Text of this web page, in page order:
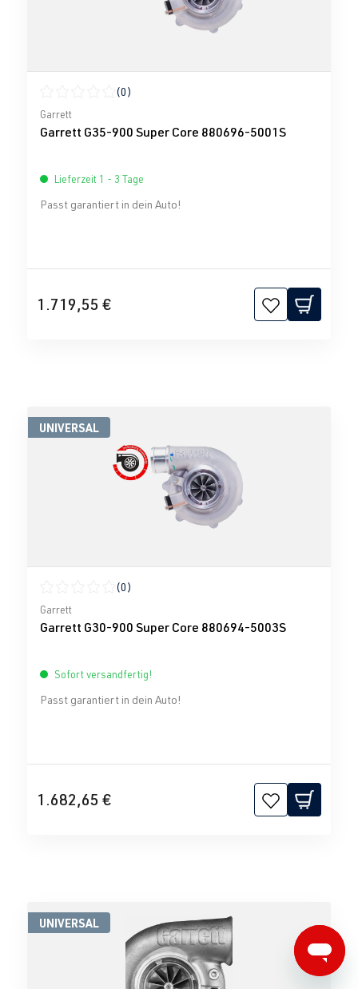
Durchschnittliche Bewertung von 0 von 5 Sternen
(0)
Garrett
Garrett G35-900 Super Core 880696-5001S
Lieferzeit 1 - 3 Tage
Passt garantiert in dein Auto!
1.719,55 €
UNIVERSAL
Durchschnittliche Bewertung von 0 von 5 Sternen
(0)
Garrett
Garrett G30-900 Super Core 880694-5003S
Sofort versandfertig!
Passt garantiert in dein Auto!
1.682,65 €
UNIVERSAL